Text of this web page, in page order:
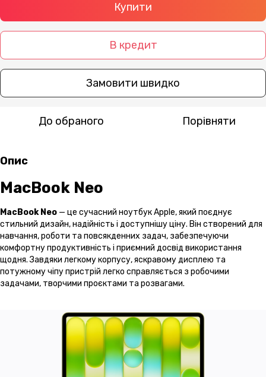
Купити
В кредит
Замовити швидко
До обраного Порівняти
Опис
MacBook Neo
MacBook Neo — це сучасний ноутбук Apple, який поєднує
стильний дизайн, надійність і доступнішу ціну. Він створений для
навчання, роботи та повсякденних задач, забезпечуючи
комфортну продуктивність і приємний досвід використання
щодня. Завдяки легкому корпусу, яскравому дисплею та
потужному чіпу пристрій легко справляється з робочими
задачами, творчими проєктами та розвагами.